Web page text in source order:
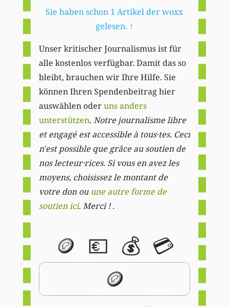
Sie haben schon 1 Artikel der woxx
gelesen. ↑
Unser kritischer Journalismus ist für
alle kostenlos verfügbar. Damit das so
bleibt, brauchen wir Ihre Hilfe. Sie
können Ihren Spendenbeitrag hier
auswählen oderuns anders
unterstützen. Notre journalisme libre
et engagé est accessible à tous·tes. Ceci
n'est possible que grâce au soutien de
nos lecteur·rices. Si vous en avez les
moyens, choisissez le montant de
votre don ou une autre forme de
soutien ici. Merci ! .
🪙 💶 💰 💳
🪙